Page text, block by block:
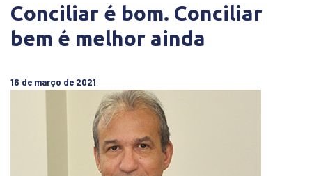
Conciliar é bom. Conciliar
bem é melhor ainda
16 de março de 2021